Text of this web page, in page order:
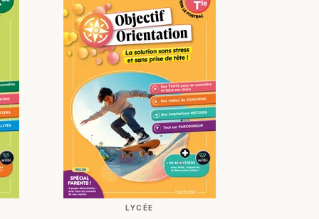
LYCÉE